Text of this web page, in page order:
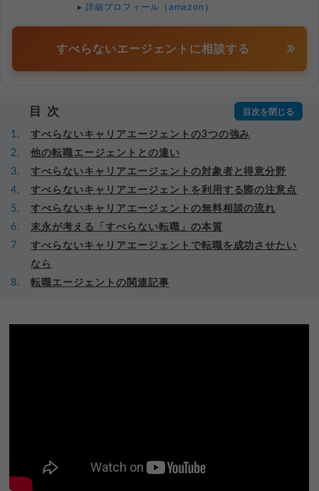
▸ 詳細プロフィール （ amazon ）
すべらないエージェントに相談する
目次
すべらないキャリアエージェントの3つの強み
他の転職エージェントとの違い
すべらないキャリアエージェントの対象者と得意分野
すべらないキャリアエージェントを利用する際の注意点
すべらないキャリアエージェントの無料相談の流れ
末永が考える「すべらない転職」の本質
すべらないキャリアエージェントで転職を成功させたい
なら
転職エージェントの関連記事